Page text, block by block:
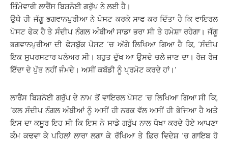
ਜ਼ਿੰਮੇਵਾਰੀ ਲਾਰੈਂਸ ਬਿਸ਼ਨੋਈ ਗਰੁੱਪ ਨੇ ਲਈ ਹੈ।
ਉਥੇ ਹੀ ਜੱਗੂ ਭਗਵਾਨਪੁਰੀਆ ਨੇ ਪੋਸਟ ਕਰਕੇ ਸਾਫ ਕਰ ਦਿੱਤਾ ਹੈ ਕਿ ਵਾਇਰਲ
ਪੋਸਟ ਫੇਕ ਹੈ ਤੇ ਸੰਦੀਪ ਨੰਗਲ ਅੰਬੀਆਂ ਸਾਡਾ ਭਰਾ ਸੀ ਤੇ ਹਮੇਸ਼ਾ ਰਹੇਗਾ। ਜੱਗੂ
ਭਗਵਾਨਪੁਰੀਆ ਦੀ ਫੇਸਬੁੱਕ ਪੋਸਟ ‘ਚ ਅੱਗੇ ਲਿਖਿਆ ਗਿਆ ਹੈ ਕਿ, ‘ਸੰਦੀਪ
ਇਕ ਸੁਪਰਸਟਾਰ ਪਲੇਅਰ ਸੀ। ਬਹੁਤ ਦੁੱਖ ਆ ਉਸਦੇ ਚਲੇ ਜਾਣ ਦਾ। ਰੋਜ਼ ਰੋਜ਼
ਇੱਦਾ ਦੇ ਪੁੱਤ ਨਹੀਂ ਜੰਮਦੇ। ਅਸੀਂ ਕਬੱਡੀ ਨੂੰ ਪ੍ਰਮੋਟ ਕਰਦੇ ਹਾਂ।’
ਲਾਰੈਂਸ ਬਿਸ਼ਨੋਈ ਗਰੁੱਪ ਦੇ ਨਾਮ ਤੋਂ ਵਾਇਰਲ ਪੋਸਟ ‘ਚ ਲਿਖਿਆ ਗਿਆ ਸੀ ਕਿ,
‘ਕਲ ਸੰਦੀਪ ਨੰਗਲ ਅੰਬੀਆਂ ਨੂੰ ਅਸੀਂ ਹੀ ਨਰਕ ਵੱਲ ਅਸੀਂ ਹੀ ਭੇਜਿਆ ਹੈ ਅਤੇ
ਇਸ ਦਾ ਕਸੂਰ ਇਹ ਸੀ ਕਿ ਇਸ ਨੇ ਸਾਡੇ ਗਰੁੱਪ ਨਾਲ ਧੋਖਾ ਕਰਦੇ ਹੋਏ ਆਪਣਾ
ਕੰਮ ਕਢਵਾ ਕੇ ਪਹਿਲਾਂ ਲਾਰਾ ਲਗਾ ਕੇ ਰੱਖਿਆ ਤੇ ਫ਼ਿਰ ਵਿਦੇਸ਼ ‘ਚ ਗਾਇਬ ਹੋ